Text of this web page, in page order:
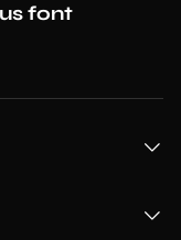
font